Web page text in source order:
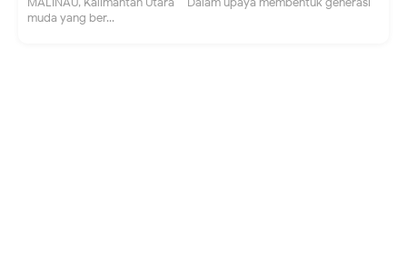
muda yang ber...